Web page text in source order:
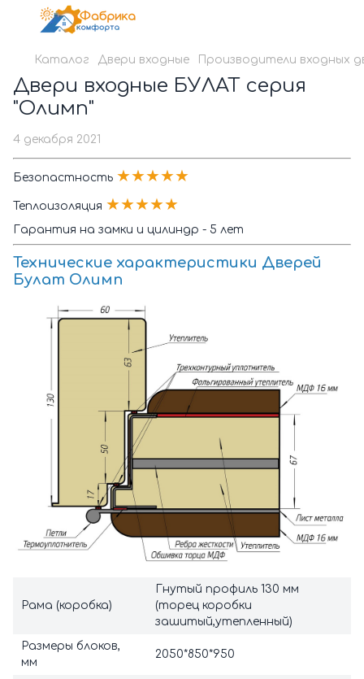
Каталог Двери входные Производители входных
Двери входные БУЛАТ серия
"Олимп"
4 декабря 2021
Безопастность ★★★★★
Теплоизоляция ★★★★★
Гарантия на замки и цилиндр - 5 лет
Технические характеристики Дверей
Булат Олимп
Рама (коробка)
Гнутый профиль 130 мм
(торец коробки
зашитый,утепленный)
Размеры блоков,
мм
2050*850*950